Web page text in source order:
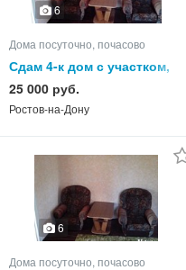
6
Дома посуточно, почасово
Сдам 4-к дом с участком,
75.0 кв.м, этажей 1
25 000 руб.
Ростов-на-Дону
6
Дома посуточно, почасово